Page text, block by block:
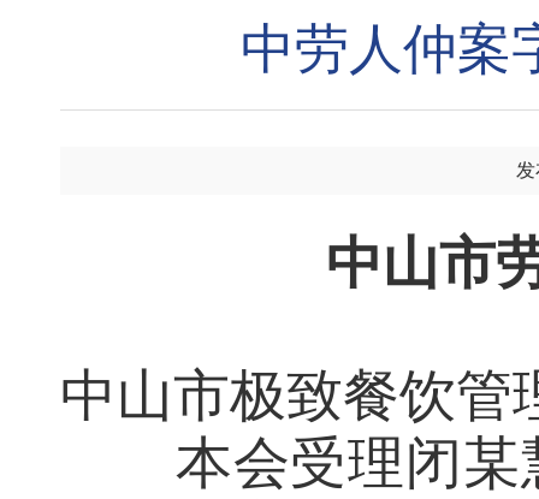
中劳人仲案
中山市
中山市极致餐饮管
本会受理闭